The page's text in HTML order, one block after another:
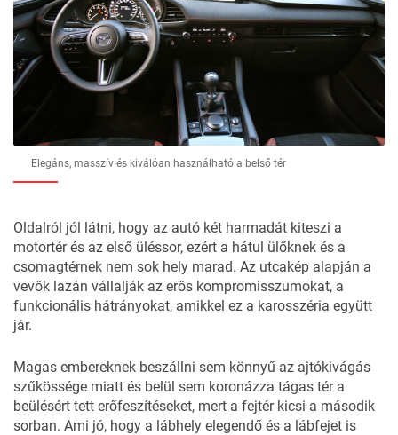
Elegáns, masszív és kiválóan használható a belső tér
Oldalról jól látni, hogy az autó két harmadát kiteszi a
motortér és az első üléssor, ezért a hátul ülőknek és a
csomagtérnek nem sok hely marad. Az utcakép alapján a
vevők lazán vállalják az erős kompromisszumokat, a
funkcionális hátrányokat, amikkel ez a karosszéria együtt
jár.
Magas embereknek beszállni sem könnyű az ajtókivágás
szűkössége miatt és belül sem koronázza tágas tér a
beülésért tett erőfeszítéseket, mert a fejtér kicsi a második
sorban. Ami jó, hogy a lábhely elegendő és a lábfejet is